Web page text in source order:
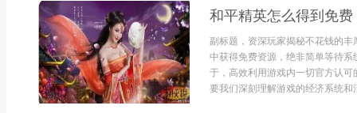
和平精英怎么得到免
副标题，资深玩家揭秘不花钱的
中获得免费资源，绝非简单等待
于，高效利用游戏内一切官方认
要我们深刻理解游戏的经济系统